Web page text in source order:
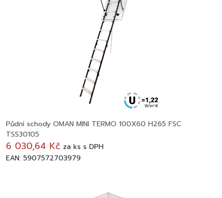
Půdní schody OMAN MINI TERMO 100X60 H265 FSC
TSS30105
6 030,64 Kč za ks s DPH
EAN: 5907572703979